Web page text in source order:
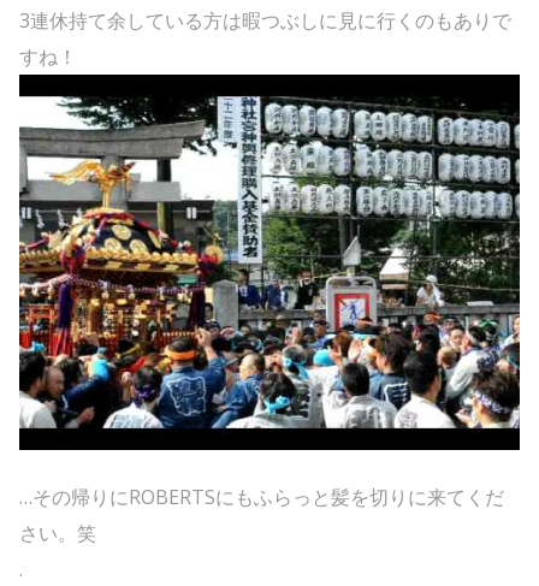
3連休持て余している方は暇つぶしに見に行くのもありで
すね！
…その帰りにROBERTSにもふらっと髪を切りに来てくだ
さい。笑
.